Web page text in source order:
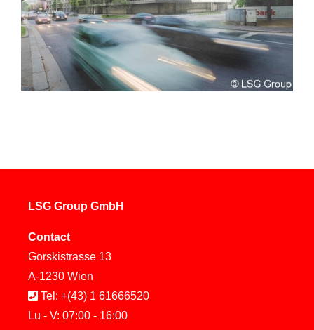
LSG Group GmbH
Contact
Gorskistrasse 13
A-1230 Wien
Tel: +(43) 1 61666520
Lu - V: 07:00 - 16:00